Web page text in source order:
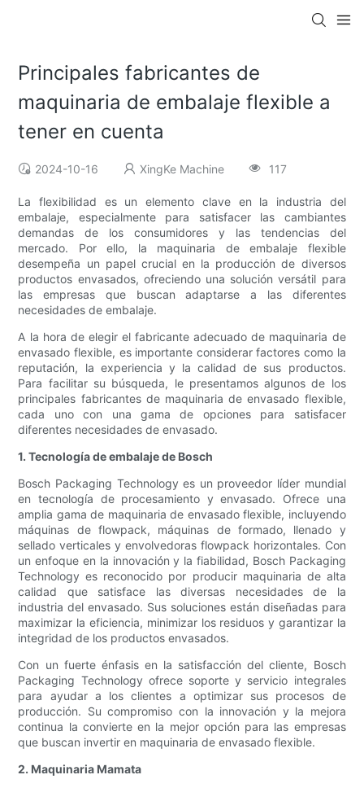
Principales fabricantes de
maquinaria de embalaje flexible a
tener en cuenta
2024-10-16 XingKe Machine 117
La flexibilidad es un elemento clave en la industria del
embalaje, especialmente para satisfacer las cambiantes
demandas de los consumidores y las tendencias del
mercado. Por ello, la maquinaria de embalaje flexible
desempeña un papel crucial en la producción de diversos
productos envasados, ofreciendo una solución versátil para
las empresas que buscan adaptarse a las diferentes
necesidades de embalaje.
A la hora de elegir el fabricante adecuado de maquinaria de
envasado flexible, es importante considerar factores como la
reputación, la experiencia y la calidad de sus productos.
Para facilitar su búsqueda, le presentamos algunos de los
principales fabricantes de maquinaria de envasado flexible,
cada uno con una gama de opciones para satisfacer
diferentes necesidades de envasado.
1. Tecnología de embalaje de Bosch
Bosch Packaging Technology es un proveedor líder mundial
en tecnología de procesamiento y envasado. Ofrece una
amplia gama de maquinaria de envasado flexible, incluyendo
máquinas de flowpack, máquinas de formado, llenado y
sellado verticales y envolvedoras flowpack horizontales. Con
un enfoque en la innovación y la fiabilidad, Bosch Packaging
Technology es reconocido por producir maquinaria de alta
calidad que satisface las diversas necesidades de la
industria del envasado. Sus soluciones están diseñadas para
maximizar la eficiencia, minimizar los residuos y garantizar la
integridad de los productos envasados.
Con un fuerte énfasis en la satisfacción del cliente, Bosch
Packaging Technology ofrece soporte y servicio integrales
para ayudar a los clientes a optimizar sus procesos de
producción. Su compromiso con la innovación y la mejora
continua la convierte en la mejor opción para las empresas
que buscan invertir en maquinaria de envasado flexible.
2. Maquinaria Mamata